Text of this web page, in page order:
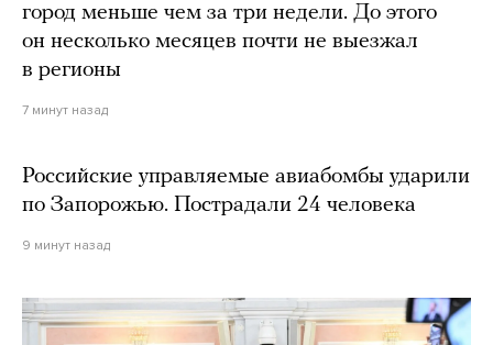
город меньше чем за три недели. До этого
он несколько месяцев почти не выезжал
в регионы
7 минут назад
Российские управляемые авиабомбы ударили
по Запорожью. Пострадали 24 человека
9 минут назад